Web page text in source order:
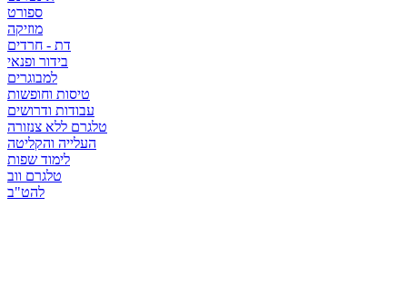
ספורט
מוזיקה
דת - חרדים
בידור ופנאי
למבוגרים
טיסות וחופשות
עבודות ודרושים
טלגרם ללא צנזורה
העלייה והקליטה
לימוד שפות
טלגרם ווב
להט"ב